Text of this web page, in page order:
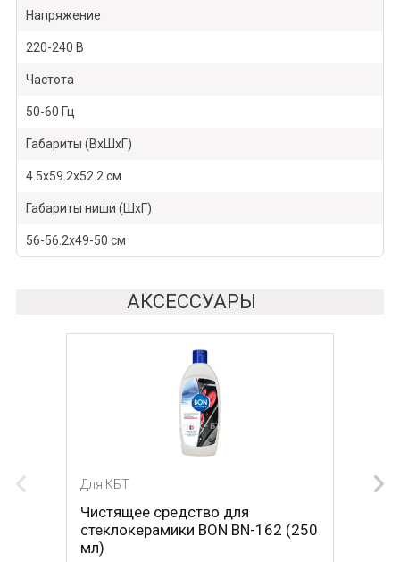
Напряжение
220-240 В
Частота
50-60 Гц
Габариты (ВхШхГ)
4.5х59.2х52.2 см
Габариты ниши (ШхГ)
56-56.2х49-50 см
АКСЕССУАРЫ
Для КБТ
Чистящее средство для
стеклокерамики BON BN-162 (250
мл)
Для КБТ
Скребок для ухода за
стеклокерамикой BON BN-603